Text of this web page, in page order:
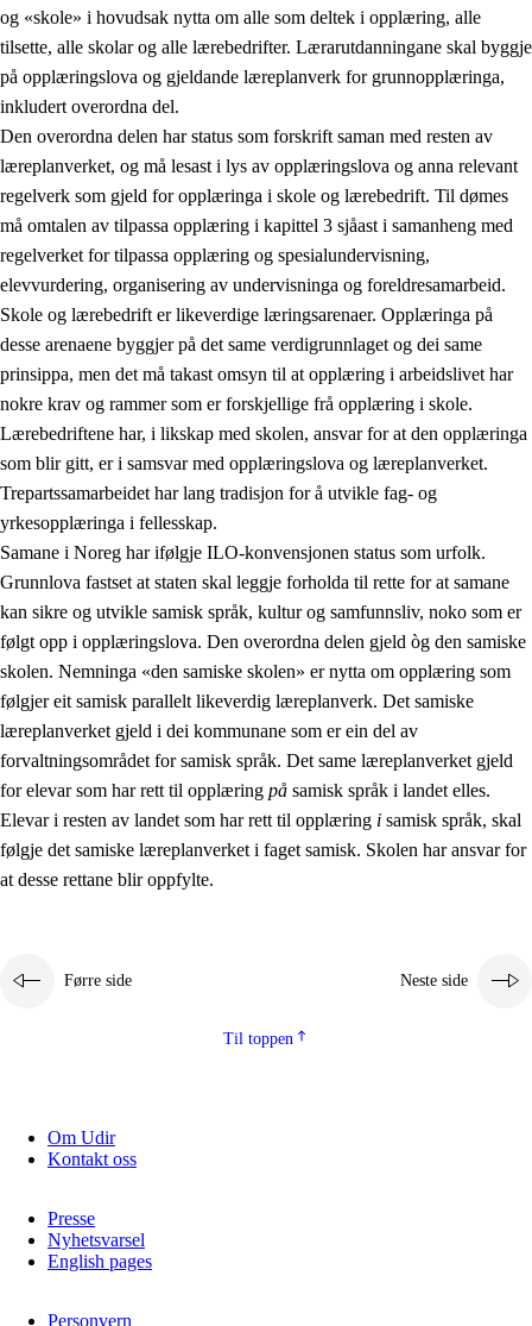
og «skole» i hovudsak nytta om alle som deltek i opplæring, alle
tilsette, alle skolar og alle lærebedrifter. Lærarutdanningane skal byggje
på opplæringslova og gjeldande læreplanverk for grunnopplæringa,
inkludert overordna del.
Den overordna delen har status som forskrift saman med resten av
læreplanverket, og må lesast i lys av opplæringslova og anna relevant
regelverk som gjeld for opplæringa i skole og lærebedrift. Til dømes
må omtalen av tilpassa opplæring i kapittel 3 sjåast i samanheng med
regelverket for tilpassa opplæring og spesialundervisning,
elevvurdering, organisering av undervisninga og foreldresamarbeid.
Skole og lærebedrift er likeverdige læringsarenaer. Opplæringa på
desse arenaene byggjer på det same verdigrunnlaget og dei same
prinsippa, men det må takast omsyn til at opplæring i arbeidslivet har
nokre krav og rammer som er forskjellige frå opplæring i skole.
Lærebedriftene har, i likskap med skolen, ansvar for at den opplæringa
som blir gitt, er i samsvar med opplæringslova og læreplanverket.
Trepartssamarbeidet har lang tradisjon for å utvikle fag- og
yrkesopplæringa i fellesskap.
Samane i Noreg har ifølgje ILO-konvensjonen status som urfolk.
Grunnlova fastset at staten skal leggje forholda til rette for at samane
kan sikre og utvikle samisk språk, kultur og samfunnsliv, noko som er
følgt opp i opplæringslova. Den overordna delen gjeld òg den samiske
skolen. Nemninga «den samiske skolen» er nytta om opplæring som
følgjer eit samisk parallelt likeverdig læreplanverk. Det samiske
læreplanverket gjeld i dei kommunane som er ein del av
forvaltningsområdet for samisk språk. Det same læreplanverket gjeld
for elevar som har rett til opplæring på samisk språk i landet elles.
Elevar i resten av landet som har rett til opplæring i samisk språk, skal
følgje det samiske læreplanverket i faget samisk. Skolen har ansvar for
at desse rettane blir oppfylte.
Førre side Neste side
Til toppen
Om Udir
Kontakt oss
Presse
Nyhetsvarsel
English pages
Personvern